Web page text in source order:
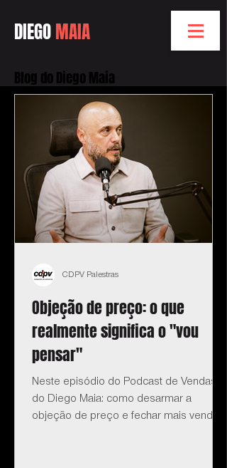
DIEGOMAIA
Blog do Diego Maia
Objeção de preço: o que
realmente significa o "vou
pensar"
Neste episódio do Podcast de Vendas
do Diego Maia: como desarmar a
objeção de preço e fechar mais vendas.
CDPV Palestras